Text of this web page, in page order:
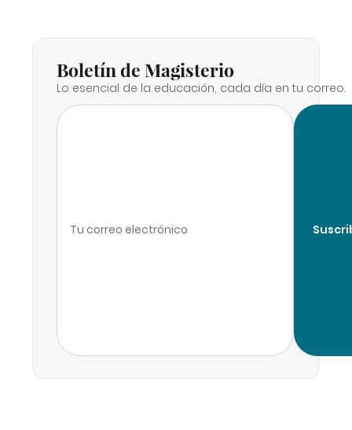
Boletín de Magisterio
Lo esencial de la educación, cada día en tu correo.